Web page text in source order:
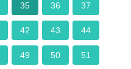
35 36 37
42 43 44
49 50 51